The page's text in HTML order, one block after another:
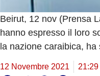
Beirut, 12 nov (Prensa
hanno espresso il loro
la nazione caraibica,
12 Novembre 2021 21:29